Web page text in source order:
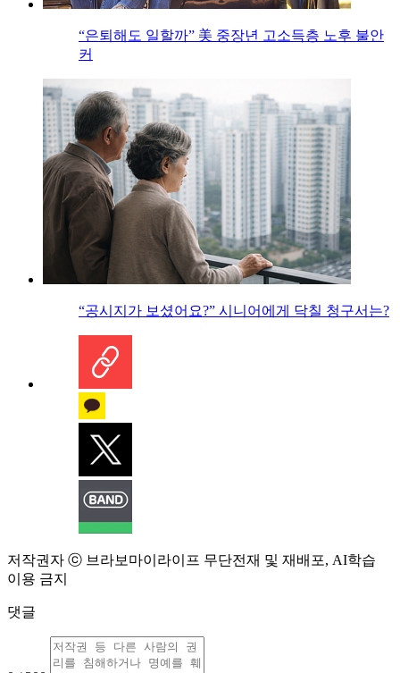
“은퇴해도 일할까” 美 중장년 고소득층 노후 불안
커
“공시지가 보셨어요?” 시니어에게 닥칠 청구서는?
저작권자 ⓒ 브라보마이라이프 무단전재 및 재배포, AI학습
이용 금지
댓글